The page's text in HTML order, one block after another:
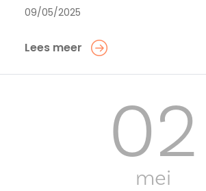
09/05/2025
Lees meer
02
mei